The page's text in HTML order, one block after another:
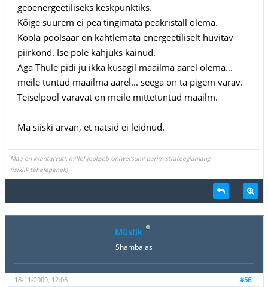
geoenergeetiliseks keskpunktiks.
Kõige suurem ei pea tingimata peakristall olema.
Koola poolsaar on kahtlemata energeetiliselt huvitav
piirkond. Ise pole kahjuks käinud.
Aga Thule pidi ju ikka kusagil maailma äärel olema...
meile tuntud maailma äärel... seega on ta pigem värav.
Teiselpool väravat on meile mittetuntud maailm.
Ma siiski arvan, et natsid ei leidnud.
Maa on kvantarvuti, millel jookseb Uniwersumi parim strateegiamäng.
(isiklik tähelepanek)
Müstik
Shambalas
#56
18-11-2009, 12:06